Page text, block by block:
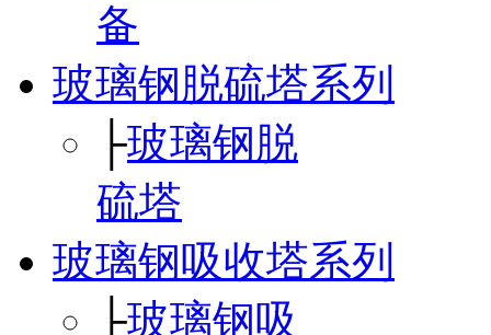
备
玻璃钢脱硫塔系列
├玻璃钢脱
硫塔
玻璃钢吸收塔系列
├玻璃钢吸